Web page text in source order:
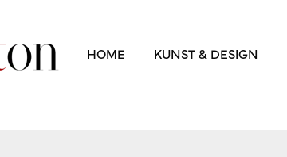
HOME KUNST & DESIGN